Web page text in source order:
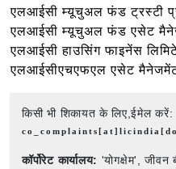
एलआईसी म्यूचुअल फंड ट्रस्टी
एलआईसी म्यूचुअल फंड एसेट
एलआईसी हाउसिंग फाइनेंस
एलआईसीएचएफएल एसेट मैनेजमेंट
किसी भी शिकायत के लिए,ईमेल करें:
कॉर्पोरेट कार्यालय: 'योगक्षेम', जीवन